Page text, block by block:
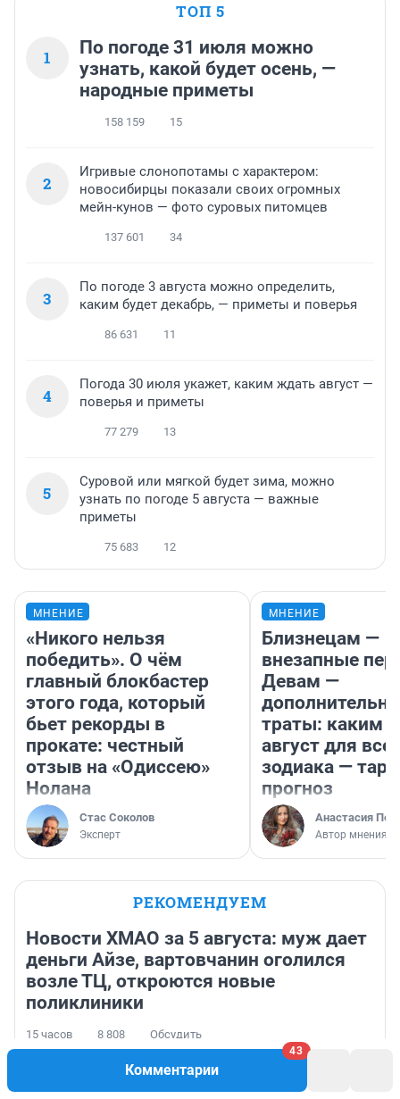
Комментарии
43
ТОП 5
1
По погоде 31 июля можно
узнать, какой будет осень, —
народные приметы
158 159 15
2
Игривые слонопотамы с характером:
новосибирцы показали своих огромных
мейн-кунов — фото суровых питомцев
137 601 34
3
По погоде 3 августа можно определить,
каким будет декабрь, — приметы и поверья
86 631 11
4
Погода 30 июля укажет, каким ждать август —
поверья и приметы
77 279 13
5
Суровой или мягкой будет зима, можно
узнать по погоде 5 августа — важные
приметы
75 683 12
МНЕНИЕ
«Никого нельзя
победить». О чём
главный блокбастер
этого года, который
бьет рекорды в
прокате: честный
отзыв на «Одиссею»
Нолана
Стас Соколов
Эксперт
МНЕНИЕ
Близнецам —
внезапные
Девам —
траты: каким
август для
зодиака —
прогноз
Анастасия
Автор мнения
РЕКОМЕНДУЕМ
Новости ХМАО за 5 августа: муж дает
деньги Айзе, вартовчанин оголился
возле ТЦ, откроются новые
поликлиники
15 часов 8 808 Обсудить
Смертельный аудит: за что в начале 2000-х убили
бывшего главбуха нефтяной компании Уфы